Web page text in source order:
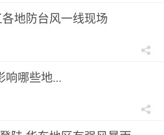
地防台风一线现场
响哪些地...